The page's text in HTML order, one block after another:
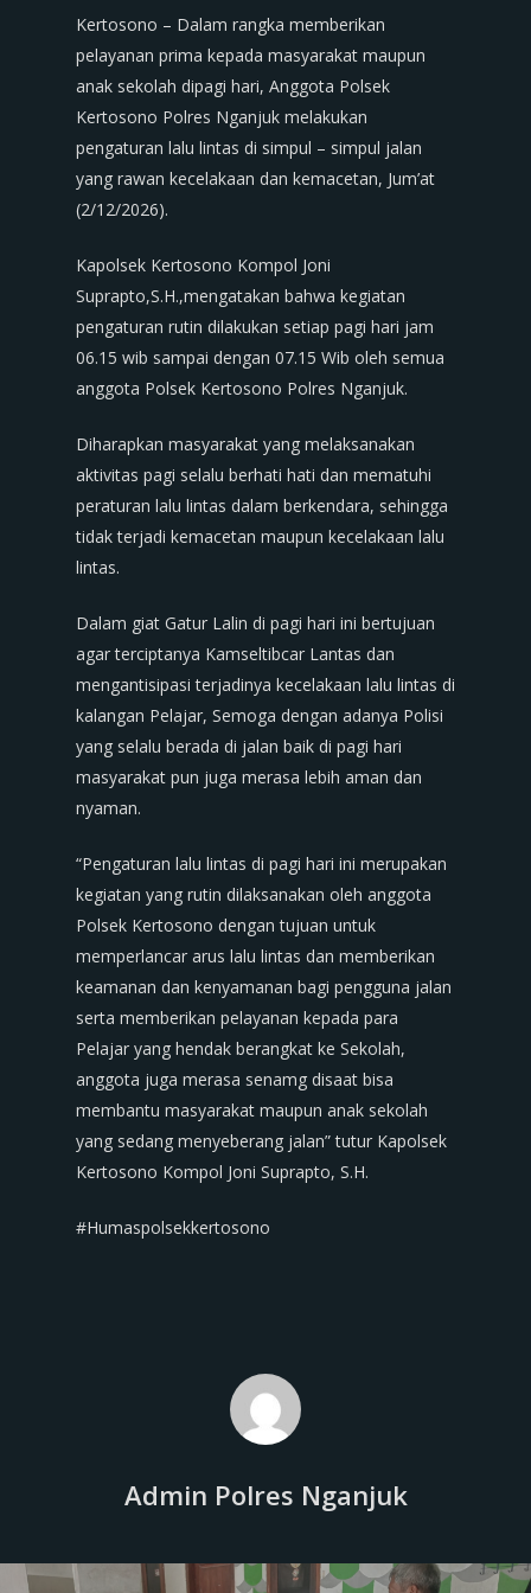
Kertosono – Dalam rangka memberikan
pelayanan prima kepada masyarakat maupun
anak sekolah dipagi hari, Anggota Polsek
Kertosono Polres Nganjuk melakukan
pengaturan lalu lintas di simpul – simpul jalan
yang rawan kecelakaan dan kemacetan, Jum’at
(2/12/2026).
Kapolsek Kertosono Kompol Joni
Suprapto,S.H.,mengatakan bahwa kegiatan
pengaturan rutin dilakukan setiap pagi hari jam
06.15 wib sampai dengan 07.15 Wib oleh semua
anggota Polsek Kertosono Polres Nganjuk.
Diharapkan masyarakat yang melaksanakan
aktivitas pagi selalu berhati hati dan mematuhi
peraturan lalu lintas dalam berkendara, sehingga
tidak terjadi kemacetan maupun kecelakaan lalu
lintas.
Dalam giat Gatur Lalin di pagi hari ini bertujuan
agar terciptanya Kamseltibcar Lantas dan
mengantisipasi terjadinya kecelakaan lalu lintas di
kalangan Pelajar, Semoga dengan adanya Polisi
yang selalu berada di jalan baik di pagi hari
masyarakat pun juga merasa lebih aman dan
nyaman.
“Pengaturan lalu lintas di pagi hari ini merupakan
kegiatan yang rutin dilaksanakan oleh anggota
Polsek Kertosono dengan tujuan untuk
memperlancar arus lalu lintas dan memberikan
keamanan dan kenyamanan bagi pengguna jalan
serta memberikan pelayanan kepada para
Pelajar yang hendak berangkat ke Sekolah,
anggota juga merasa senamg disaat bisa
membantu masyarakat maupun anak sekolah
yang sedang menyeberang jalan” tutur Kapolsek
Kertosono Kompol Joni Suprapto, S.H.
#Humaspolsekkertosono
Admin Polres Nganjuk